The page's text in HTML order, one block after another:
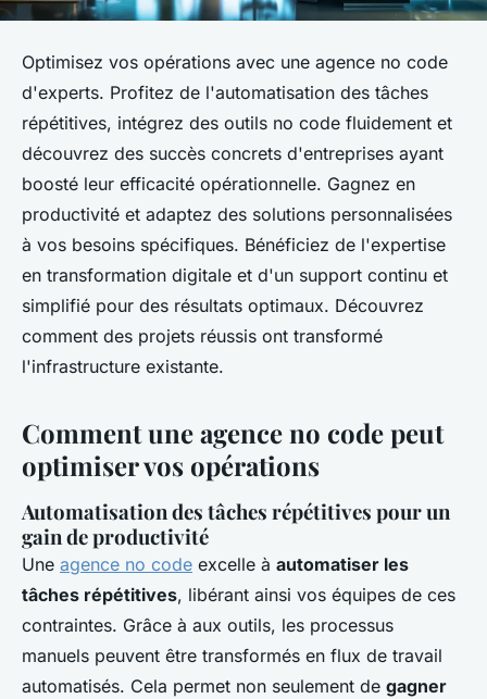
Optimisez vos opérations avec une agence no code
d'experts. Profitez de l'automatisation des tâches
répétitives, intégrez des outils no code fluidement et
découvrez des succès concrets d'entreprises ayant
boosté leur efficacité opérationnelle. Gagnez en
productivité et adaptez des solutions personnalisées
à vos besoins spécifiques. Bénéficiez de l'expertise
en transformation digitale et d'un support continu et
simplifié pour des résultats optimaux. Découvrez
comment des projets réussis ont transformé
l'infrastructure existante.
Comment une agence no code peut
optimiser vos opérations
Automatisation des tâches répétitives pour un
gain de productivité
Une agence no code excelle à automatiser les
tâches répétitives, libérant ainsi vos équipes de ces
contraintes. Grâce à aux outils, les processus
manuels peuvent être transformés en flux de travail
automatisés. Cela permet non seulement de gagner